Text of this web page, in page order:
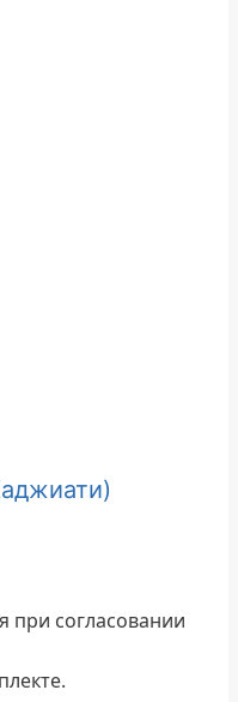
при согласовании